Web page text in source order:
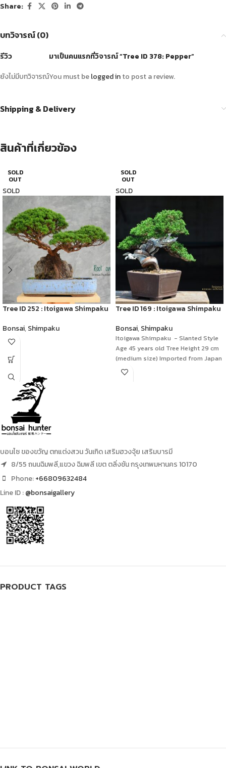
Share:
บทวิจารณ์ (0)
รีวิว
ยังไม่มีบทวิจารณ์
มาเป็นคนแรกที่วิจารณ์ “Tree ID 378: Pepper”
You must belogged into post a review.
Shipping & Delivery
สินค้าที่เกี่ยวข้อง
SOLD
OUT
SOLD
Tree ID 252 : Itoigawa Shimpaku
Bonsai,Shimpaku
SOLD
OUT
SOLD
Tree ID 169 : Itoigawa Shimpaku
Bonsai,Shimpaku
Itoigawa Shimpaku - Slanted Style
Age 45 years old Tree Height 29 cm
(medium size) Imported from Japan
บอนไซ ของขวัญ ตกแต่งสวน วันเกิด เสริมฮวงจุ้ย เสริมบารมี
8/55 ถนนฉิมพลี,แขวง ฉิมพลี เขต ตลิ่งชัน กรุงเทพมหานคร 10170
Phone:+66809632484
Line ID :@bonsaigallery
PRODUCT TAGS